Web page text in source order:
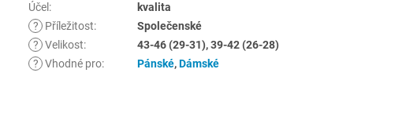
Účel :
kvalita
?
Příležitost:
Společenské
? Velikost:
43-46 (29-31), 39-42 (26-28)
? Vhodné pro: Pánské,Dámské